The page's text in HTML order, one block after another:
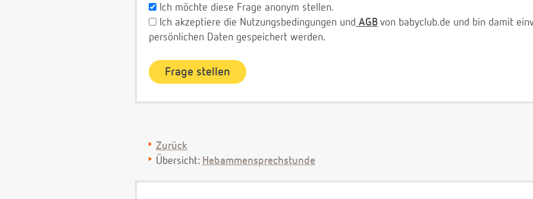
Ich möchte diese Frage anonym stellen.
Ich akzeptiere die Nutzungsbedingungen und AGB von babyclub.de und bin damit
persönlichen Daten gespeichert werden.
Zurück
Übersicht: Hebammensprechstunde